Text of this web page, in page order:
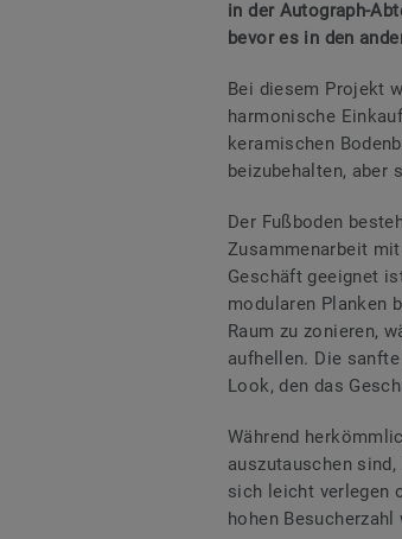
in der Autograph-
bevor es in den
Bei diesem Projekt
harmonische
keramischen
beizubehalten, aber
Der Fußboden
Zusammenarbeit
Geschäft geeignet
modularen Planken
Raum zu zonieren,
aufhellen. Die
Look, den das
Während
auszutauschen
sich leicht verlegen
hohen